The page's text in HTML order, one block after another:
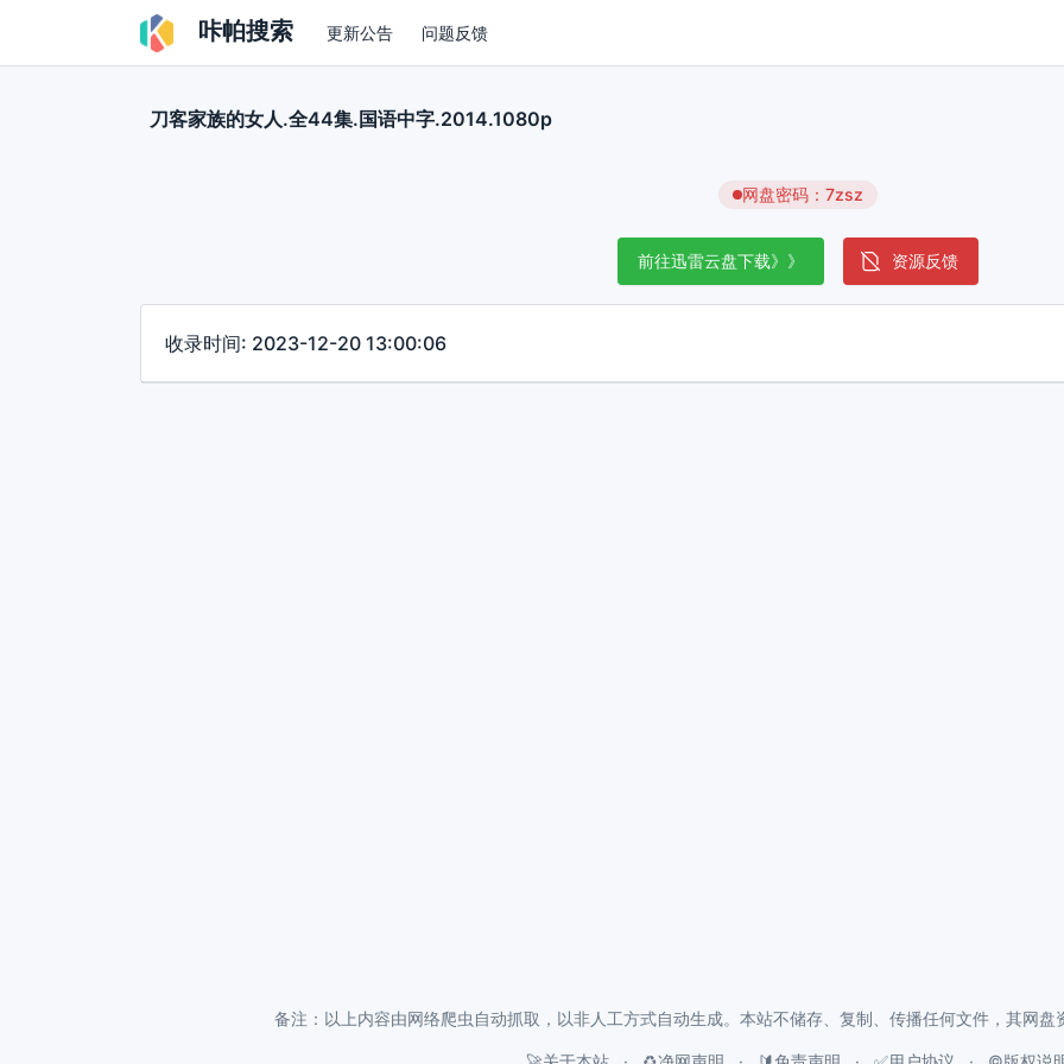
咔帕搜索 更新公告 问题反馈
刀客家族的女人.全44集.国语中字.2014.1080p
网盘密码：7zsz
前往迅雷云盘下载》》 资源反馈
收录时间: 2023-12-20 13:00:06
备注：以上内容由网络爬虫自动抓取，以非人工方式自动生成。本站不储存、复制、传播任何文件，其网盘